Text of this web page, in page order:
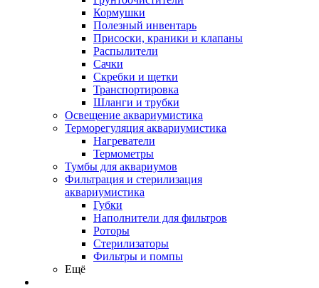
Кормушки
Полезный инвентарь
Присоски, краники и клапаны
Распылители
Сачки
Скребки и щетки
Транспортировка
Шланги и трубки
Освещение аквариумистика
Терморегуляция аквариумистика
Нагреватели
Термометры
Тумбы для аквариумов
Фильтрация и стерилизация
аквариумистика
Губки
Наполнители для фильтров
Роторы
Стерилизаторы
Фильтры и помпы
Ещё